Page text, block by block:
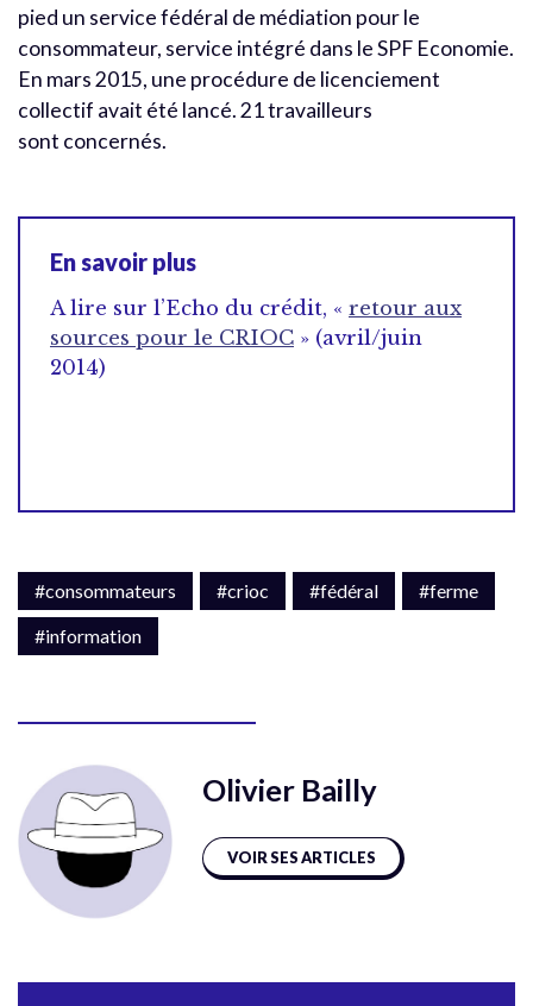
pied un service fédéral de médiation pour le
consommateur, service intégré dans le SPF Economie.
En mars 2015, une procédure de licenciement
collectif avait été lancé. 21 travailleurs
sont concernés.
En savoir plus
A lire sur l’Echo du crédit, « retour aux
sources pour le CRIOC » (avril/juin
2014)
#consommateurs #crioc #fédéral
#ferme
#information
Olivier Bailly
VOIR SES ARTICLES